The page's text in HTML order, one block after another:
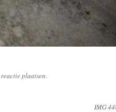
reactie plaatsen.
IMG